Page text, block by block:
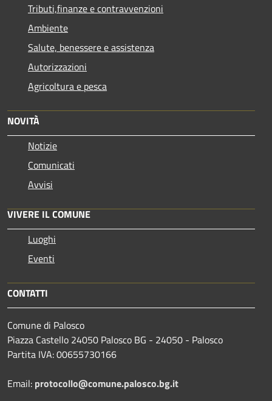
Tributi,finanze e contravvenzioni
Ambiente
Salute, benessere e assistenza
Autorizzazioni
Agricoltura e pesca
NOVITÀ
Notizie
Comunicati
Avvisi
VIVERE IL COMUNE
Luoghi
Eventi
CONTATTI
Comune di Palosco
Piazza Castello 24050 Palosco BG - 24050 - Palosco
Partita IVA: 00655730166
Email: protocollo@comune.palosco.bg.it